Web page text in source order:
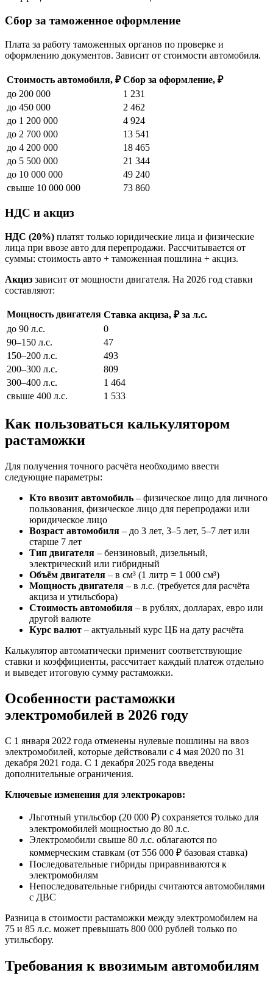
Сбор за таможенное оформление
Плата за работу таможенных органов по проверке и
оформлению документов. Зависит от стоимости автомобиля.
Стоимость автомобиля, ₽ Сбор за оформление, ₽
до 200 000
1 231
до 450 000
2 462
до 1 200 000
4 924
до 2 700 000
13 541
до 4 200 000
18 465
до 5 500 000
21 344
до 10 000 000
49 240
свыше 10 000 000
73 860
НДС и акциз
НДС (20%) платят только юридические лица и физические
лица при ввозе авто для перепродажи. Рассчитывается от
суммы: стоимость авто + таможенная пошлина + акциз.
Акциз зависит от мощности двигателя. На 2026 год ставки
составляют:
Мощность двигателя Ставка акциза, ₽ за л.с.
до 90 л.с.
0
90–150 л.с.
47
150–200 л.с.
493
200–300 л.с.
809
300–400 л.с.
1 464
свыше 400 л.с.
1 533
Как пользоваться калькулятором
растаможки
Для получения точного расчёта необходимо ввести
следующие параметры:
Кто ввозит автомобиль – физическое лицо для личного
пользования, физическое лицо для перепродажи или
юридическое лицо
Возраст автомобиля – до 3 лет, 3–5 лет, 5–7 лет или
старше 7 лет
Тип двигателя – бензиновый, дизельный,
электрический или гибридный
Объём двигателя – в см³ (1 литр = 1 000 см³)
Мощность двигателя – в л.с. (требуется для расчёта
акциза и утильсбора)
Стоимость автомобиля – в рублях, долларах, евро или
другой валюте
Курс валют – актуальный курс ЦБ на дату расчёта
Калькулятор автоматически применит соответствующие
ставки и коэффициенты, рассчитает каждый платеж отдельно
и выведет итоговую сумму растаможки.
Особенности растаможки
электромобилей в 2026 году
С 1 января 2022 года отменены нулевые пошлины на ввоз
электромобилей, которые действовали с 4 мая 2020 по 31
декабря 2021 года. С 1 декабря 2025 года введены
дополнительные ограничения.
Ключевые изменения для электрокаров:
Льготный утильсбор (20 000 ₽) сохраняется только для
электромобилей мощностью до 80 л.с.
Электромобили свыше 80 л.с. облагаются по
коммерческим ставкам (от 556 000 ₽ базовая ставка)
Последовательные гибриды приравниваются к
электромобилям
Непоследовательные гибриды считаются автомобилями
с ДВС
Разница в стоимости растаможки между электромобилем на
75 и 85 л.с. может превышать 800 000 рублей только по
утильсбору.
Требования к ввозимым автомобилям